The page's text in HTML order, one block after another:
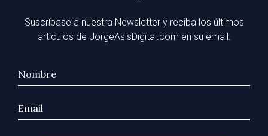
Suscríbase a nuestra Newsletter y reciba los últimos
artículos de JorgeAsisDigital.com en su email.